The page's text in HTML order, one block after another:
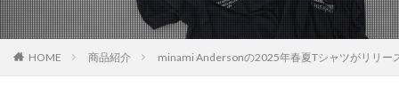
HOME 商品紹介 minami Andersonの2025年春夏Tシャツがリリー